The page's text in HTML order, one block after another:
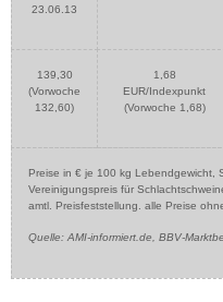
23.06.13
139,30
(Vorwoche
132,60)
1,68
EUR/Indexpunkt
(Vorwoche 1,68)
Preise in € je 100 kg Lebendgewicht,
Vereinigungspreis für
amtl. Preisfeststellung. alle Preise
Quelle: AMI-informiert.de, BBV-